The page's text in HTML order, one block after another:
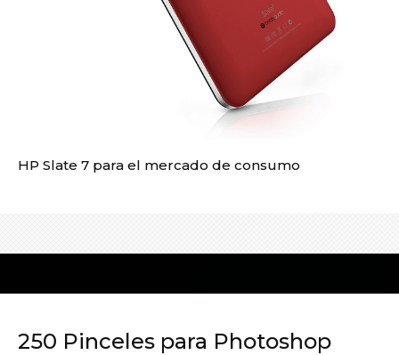
HP Slate 7 para el mercado de consumo
250 Pinceles para Photoshop